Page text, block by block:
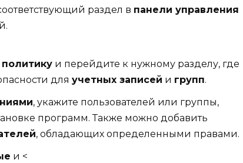
раздел в панели управления
и перейдите к нужному разделу, где
для учетных записей и групп.
, укажите пользователей или группы,
программ. Также можно добавить
, обладающих определенными правами.
и <